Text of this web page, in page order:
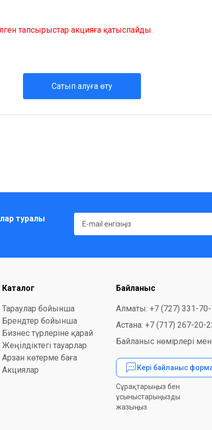
тапсырыстар акцияға қатыспайды.
Сатып алуға өту
туралы
Каталог
Тараулар бойынша
Брендтер бойынша
Бизнес түрлеріне қарай
Жеңілдіктегі тауарлар
Арзан көтерме баға
Акциялар
Байланыс
Алматы: +7 (727) 331-
Астана: +7 (717) 267-20-
Байланыс нөмірлері
Кері байланыс
Сұрақтарыңыз бен
ұсыныстарыңызды
жазыңыз